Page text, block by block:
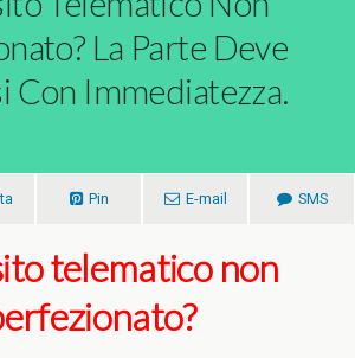
La Parte Deve
Con Immediatezza.
Pin E-mail SMS
telematico non